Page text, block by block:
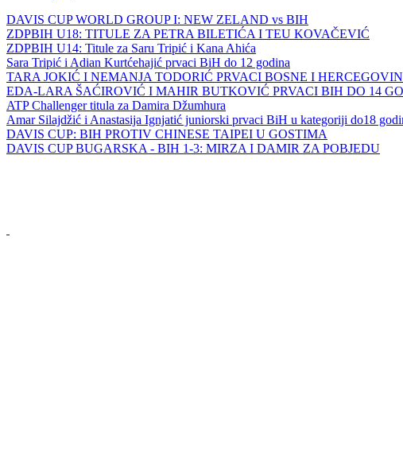
DAVIS CUP WORLD GROUP I: NEW ZELAND vs BIH
ZDPBIH U18: TITULE ZA PETRA BILETIĆA I TEU KOVAČEVIĆ
ZDPBIH U14: Titule za Saru Tripić i Kana Ahića
Sara Tripić i Adian Kurtćehajić prvaci BiH do 12 godina
TARA JOKIĆ I NEMANJA TODORIĆ PRVACI BOSNE I
EDA-LARA ŠAĆIROVIĆ I MAHIR BUTKOVIĆ PRVACI BIH DO 14
ATP Challenger titula za Damira Džumhura
Amar Silajdžić i Anastasija Ignjatić juniorski prvaci BiH u kategoriji do18
DAVIS CUP: BIH PROTIV CHINESE TAIPEI U GOSTIMA
DAVIS CUP BUGARSKA - BIH 1-3: MIRZA I DAMIR ZA POBJEDU